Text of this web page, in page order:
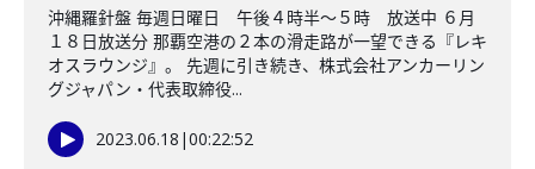
沖縄羅針盤 毎週日曜日 午後４時半～５時 放送中 ６月
１８日放送分 那覇空港の２本の滑走路が一望できる『レキ
オスラウンジ』。 先週に引き続き、株式会社アンカーリン
グジャパン・代表取締役...
2023.06.18 |00:22:52